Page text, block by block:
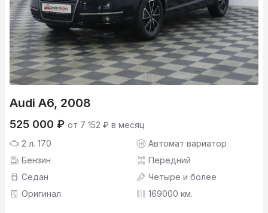
Audi A6, 2008
525 000 ₽ от 7 152 ₽ в месяц
2 л. 170
Автомат вариатор
Бензин
Передний
Седан
Четыре и более
Оригинал
169000 км.